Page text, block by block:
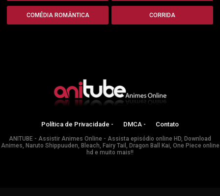
COMÉDIA ROMÂNTICA CORRIDA
Política de Privacidade - DMCA - Contato
ANITUBE - Assistir Animes Online - Assista episódio online HD, Download
Animes, Naruto Shippuuden, Bleach, Fairy Tail, Dragon Ball Kai, One Piece online
hd e muito mais!!